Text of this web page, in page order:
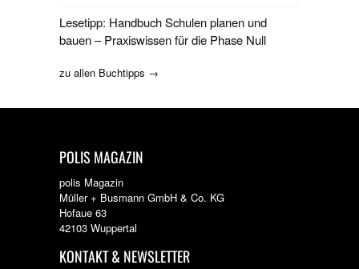
Lesetipp: Handbuch Schulen planen und
bauen – Praxiswissen für die Phase Null
zu allen Buchtipps →
POLIS MAGAZIN
polis Magazin
Müller + Busmann GmbH & Co. KG
Hofaue 63
42103 Wuppertal
KONTAKT & NEWSLETTER